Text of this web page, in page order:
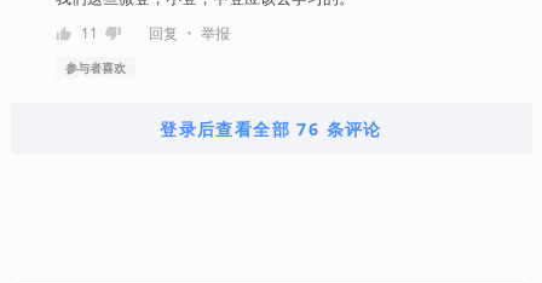
11 回复 ・ 举报
参与者喜欢
登录后查看全部 76 条评论